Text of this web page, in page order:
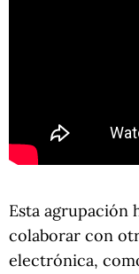
Esta agrupación
colaborar con
electrónica,